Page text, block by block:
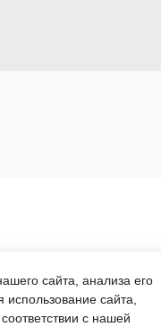
сайта, анализа его
сайта,
с нашей